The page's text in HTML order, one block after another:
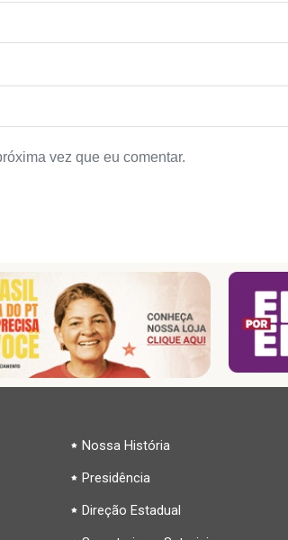
vez que eu comentar.
Nossa História
Presidência
Direção Estadual